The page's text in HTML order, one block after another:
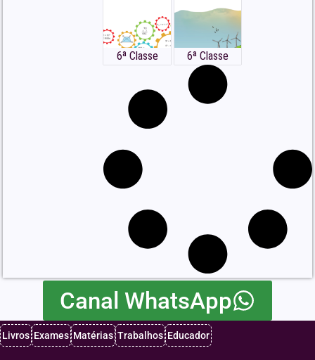
6ª Classe 6ª Classe
Canal WhatsApp
Livros Exames Matérias Trabalhos Educador